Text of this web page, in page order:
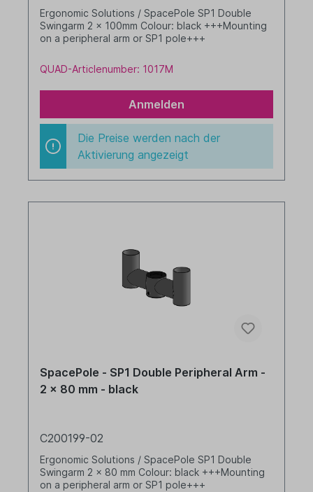
Ergonomic Solutions / SpacePole SP1 Double
Swingarm 2 x 100mm Colour: black +++Mounting
on a peripheral arm or SP1 pole+++
QUAD-Articlenumber: 1017M
Anmelden
Die Preise werden nach der
Aktivierung angezeigt
SpacePole - SP1 Double Peripheral Arm -
2 x 80 mm - black
C200199-02
Ergonomic Solutions / SpacePole SP1 Double
Swingarm 2 x 80 mm Colour: black +++Mounting
on a peripheral arm or SP1 pole+++